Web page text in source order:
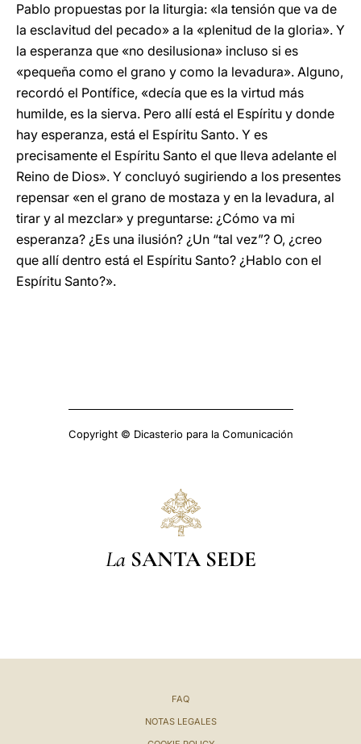
Pablo propuestas por la liturgia: «la tensión que va de
la esclavitud del pecado» a la «plenitud de la gloria». Y
la esperanza que «no desilusiona» incluso si es
«pequeña como el grano y como la levadura». Alguno,
recordó el Pontífice, «decía que es la virtud más
humilde, es la sierva. Pero allí está el Espíritu y donde
hay esperanza, está el Espíritu Santo. Y es
precisamente el Espíritu Santo el que lleva adelante el
Reino de Dios». Y concluyó sugiriendo a los presentes
repensar «en el grano de mostaza y en la levadura, al
tirar y al mezclar» y preguntarse: ¿Cómo va mi
esperanza? ¿Es una ilusión? ¿Un “tal vez”? O, ¿creo
que allí dentro está el Espíritu Santo? ¿Hablo con el
Espíritu Santo?».
Copyright © Dicasterio para la Comunicación
La SANTA SEDE
FAQ
NOTAS LEGALES